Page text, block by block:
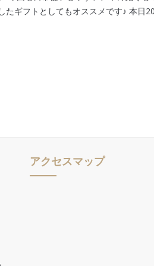
ギフトとしてもオススメです♪ 本日
アクセスマップ